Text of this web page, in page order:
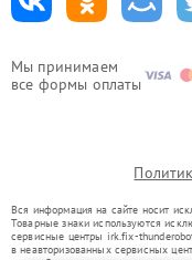
Мы принимаем
все формы оплаты
Вся информация на сайте носит
Товарные знаки используются
сервисные центры irk.fix-
в неавторизованных сервисных